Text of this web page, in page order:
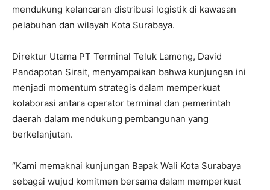
mendukung kelancaran distribusi logistik di kawasan
pelabuhan dan wilayah Kota Surabaya.
Direktur Utama PT Terminal Teluk Lamong, David
Pandapotan Sirait, menyampaikan bahwa kunjungan ini
menjadi momentum strategis dalam memperkuat
kolaborasi antara operator terminal dan pemerintah
daerah dalam mendukung pembangunan yang
berkelanjutan.
“Kami memaknai kunjungan Bapak Wali Kota Surabaya
sebagai wujud komitmen bersama dalam memperkuat